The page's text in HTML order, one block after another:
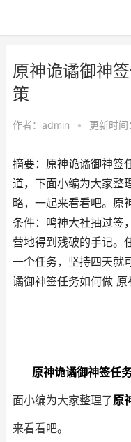
原神诡谲御神
策
作者： admin • 更新时
摘要：原神诡谲御神签
道，下面小编为大家整
略，一起来看看吧。原
条件：鸣神大社抽过签
营地得到残破的手记。
一个任务，坚持四天就
谲御神签任务如何做 原
原神诡谲御神签任
面小编为大家整理了原
来看看吧。